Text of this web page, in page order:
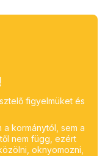
figyelmüket és
kormánytól, sem a
nem függ, ezért
oknyomozni,